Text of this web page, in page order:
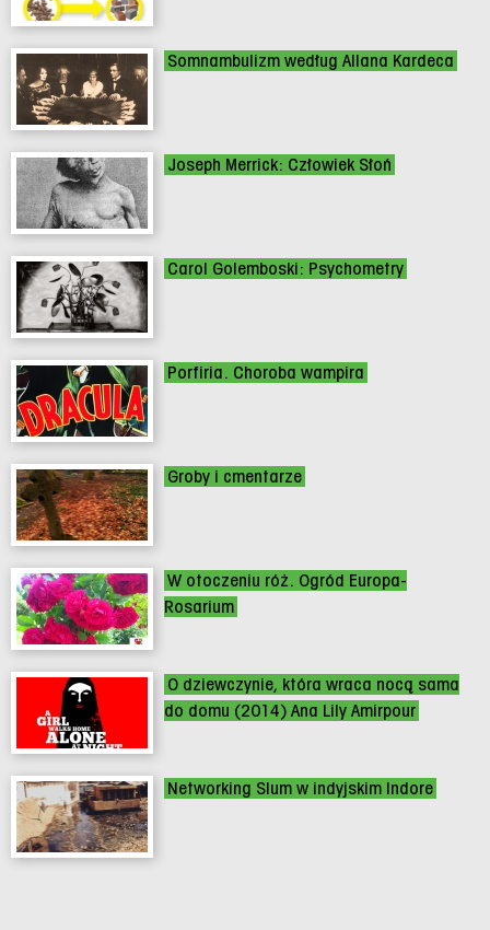
Somnambulizm według Allana Kardeca
Joseph Merrick: Człowiek Słoń
Carol Golemboski: Psychometry
Porfiria. Choroba wampira
Groby i cmentarze
W otoczeniu róż. Ogród Europa-
Rosarium
O dziewczynie, która wraca nocą sama
do domu (2014) Ana Lily Amirpour
Networking Slum w indyjskim Indore